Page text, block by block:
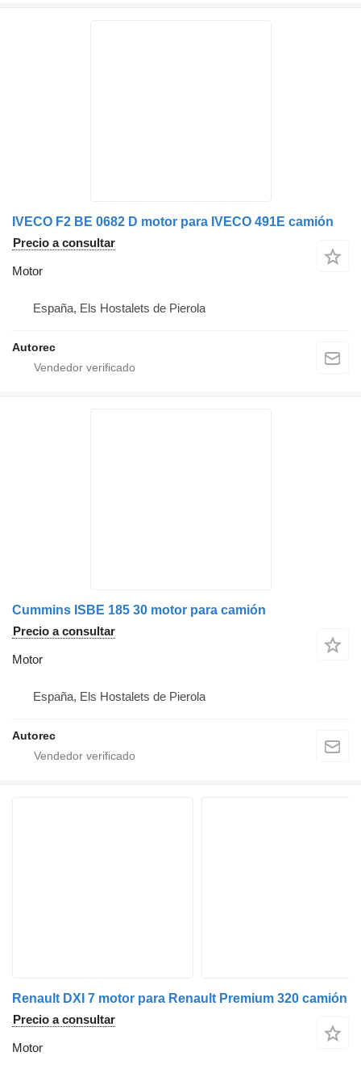
IVECO F2 BE 0682 D motor para IVECO 491E camión
Precio a consultar
Motor
España, Els Hostalets de Pierola
Autorec
Cummins ISBE 185 30 motor para camión
Precio a consultar
Motor
España, Els Hostalets de Pierola
Autorec
Renault DXI 7 motor para Renault Premium 320 camión
Precio a consultar
Motor